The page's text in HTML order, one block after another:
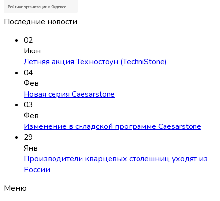
Последние новости
02
Июн
Летняя акция Техностоун (TechniStone)
04
Фев
Новая серия Caesarstone
03
Фев
Изменение в складской программе Caesarstone
29
Янв
Производители кварцевых столешниц уходят из
России
Меню